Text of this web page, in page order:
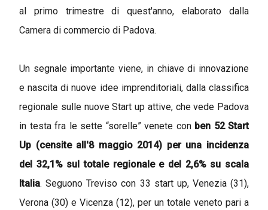
al primo trimestre di quest'anno, elaborato dalla
Camera di commercio di Padova.
Un segnale importante viene, in chiave di innovazione
e nascita di nuove idee imprenditoriali, dalla classifica
regionale sulle nuove Start up attive, che vede Padova
in testa fra le sette “sorelle” venete con ben 52 Start
Up (censite all'8 maggio 2014) per una incidenza
del 32,1% sul totale regionale e del 2,6% su scala
Italia. Seguono Treviso con 33 start up, Venezia (31),
Verona (30) e Vicenza (12), per un totale veneto pari a